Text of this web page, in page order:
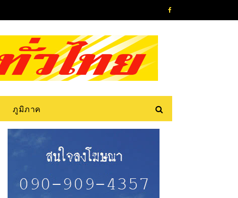
ภูมิภาค